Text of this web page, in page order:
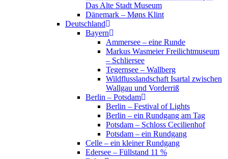
Das Alte Stadt Museum
Dänemark – Møns Klint
Deutschland
Bayern
Ammersee – eine Runde
Markus Wasmeier Freilichtmuseum
– Schliersee
Tegernsee – Wallberg
Wildflusslandschaft Isartal zwischen
Wallgau und Vorderriß
Berlin – Potsdam
Berlin – Festival of Lights
Berlin – ein Rundgang am Tag
Potsdam – Schloss Cecilienhof
Potsdam – ein Rundgang
Celle – ein kleiner Rundgang
Edersee – Füllstand 11 %